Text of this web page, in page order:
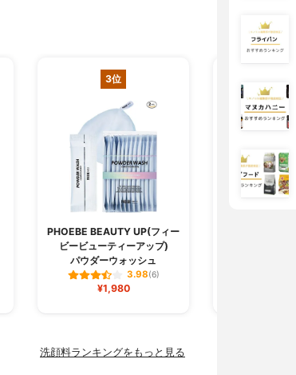
3位
PHOEBE BEAUTY UP(フィー
ビービューティーアップ)
パウダーウォッシュ
3.98(6)
¥1,980
洗顔料ランキングをもっと見る